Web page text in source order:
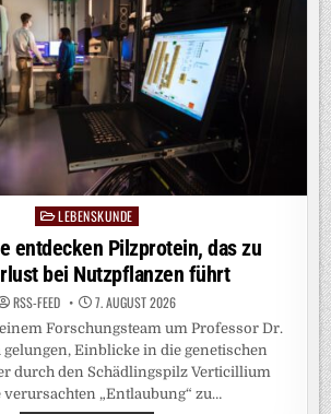
Posted
in
LEBENSKUNDE
entdecken Pilzprotein, das zu
bei Nutzpflanzen führt
RSS-FEED 7. AUGUST 2026
Forschungsteam um Professor Dr.
Einblicke in die genetischen
durch den Schädlingspilz Verticillium
verursachten „Entlaubung“ zu…